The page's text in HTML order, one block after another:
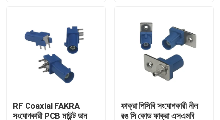
উদ্ধৃতির জন্য আবেদন
FAKRA HSD সংযোগকারী
FAKRA PCB সংযোগকারী
RF Coaxial FAKRA
সংযোগকারী PCB মাউন্ট ডান
ফাক্রা পিসিবি সংযোগকারী নীল
রঙ সি কোড ফাক্রা এসএমবি